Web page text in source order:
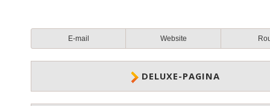
E-mail Website
DELUXE-PAGINA